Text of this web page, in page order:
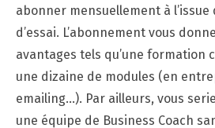
abonner mensuellement à
d’essai. L’abonnement vous
avantages tels qu’une formation
une dizaine de modules (en
emailing…). Par ailleurs, vous
une équipe de Business Coach